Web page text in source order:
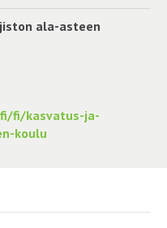
ala-asteen
fi/kasvatus-ja-
koulu